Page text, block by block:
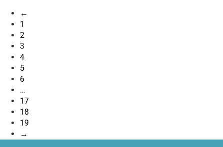
←
1
2
3
4
5
6
…
17
18
19
→